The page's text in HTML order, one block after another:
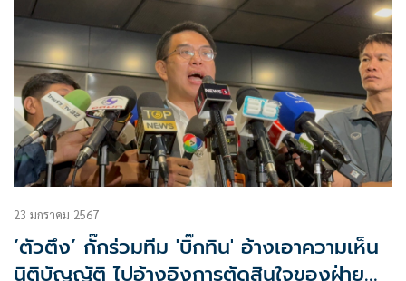
23 มกราคม 2567
‘ตัวตึง’ กั๊กร่วมทีม 'บิ๊กทิน' อ้างเอาความเห็น
นิติบัญญัติ ไปอ้างอิงการตัดสินใจของฝ่าย